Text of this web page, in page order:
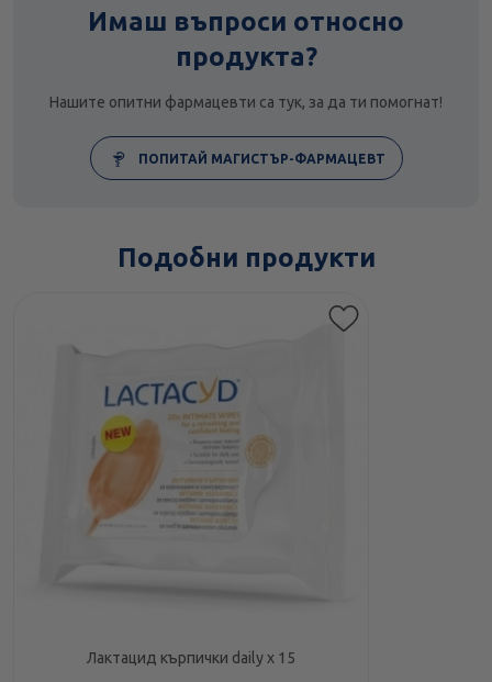
Имаш въпроси относно
продукта?
Нашите опитни фармацевти са тук, за да ти помогнат!
ПОПИТАЙ МАГИСТЪР-ФАРМАЦЕВТ
Подобни продукти
Лактацид кърпички daily х 15